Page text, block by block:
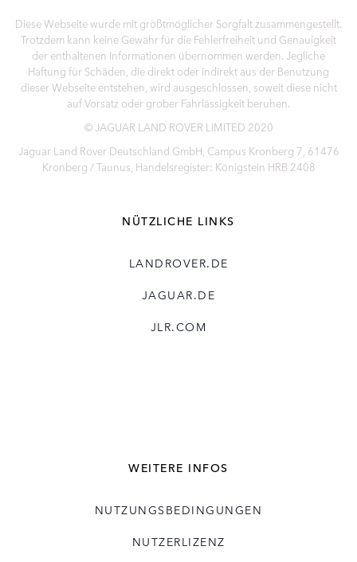
Diese Webseite wurde mit größtmöglicher Sorgfalt zusammengestellt.
Trotzdem kann keine Gewähr für die Fehlerfreiheit und Genauigkeit
der enthaltenen Informationen übernommen werden. Jegliche
Haftung für Schäden, die direkt oder indirekt aus der Benutzung
dieser Webseite entstehen, wird ausgeschlossen, soweit diese nicht
auf Vorsatz oder grober Fahrlässigkeit beruhen.
© JAGUAR LAND ROVER LIMITED 2020
Jaguar Land Rover Deutschland GmbH, Campus Kronberg 7, 61476
Kronberg / Taunus, Handelsregister: Königstein HRB 2408
NÜTZLICHE LINKS
LANDROVER.DE
JAGUAR.DE
JLR.COM
WEITERE INFOS
NUTZUNGSBEDINGUNGEN
NUTZERLIZENZ